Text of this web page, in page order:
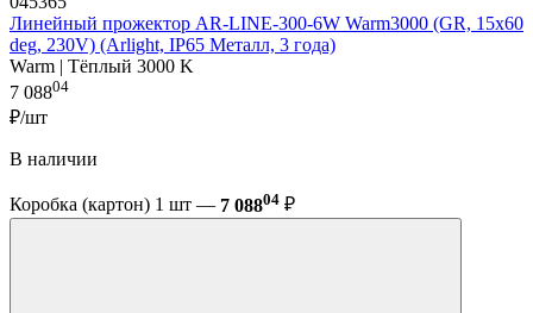
Линейный прожектор AR-LINE-300-6W Warm3000 (GR, 15x60
deg, 230V) (Arlight, IP65 Металл, 3 года)
Warm | Тёплый 3000 K
7 08804
₽/шт
В наличии
Коробка (картон) 1 шт — 7 08804 ₽